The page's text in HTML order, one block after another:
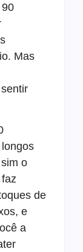
Mas
o
de
e
a